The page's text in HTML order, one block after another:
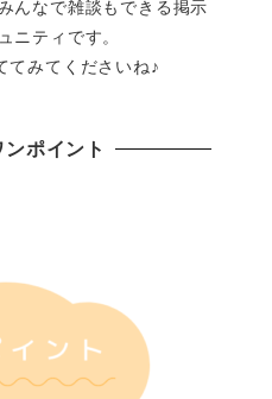
んなで雑談もできる掲示
ニティです。
てみてくださいね♪
ポイント